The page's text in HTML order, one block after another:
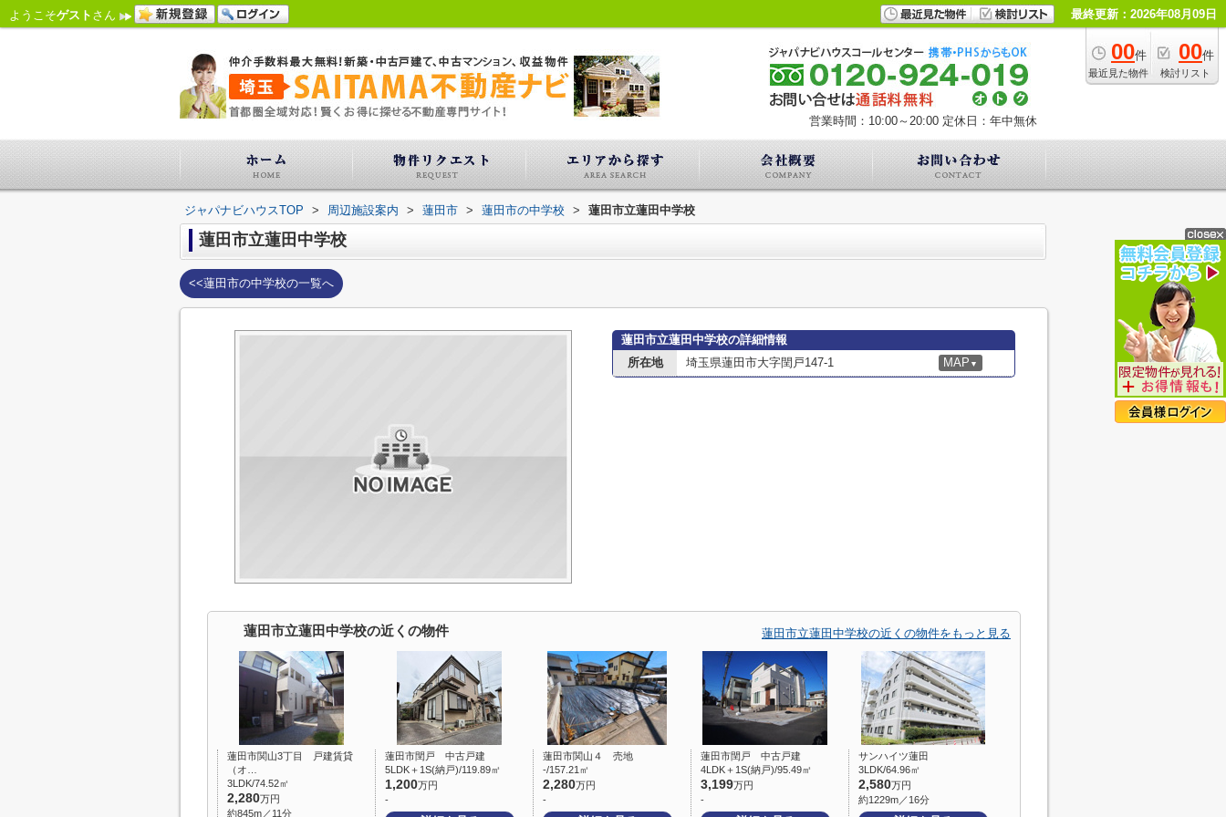
ようこそゲスト さん 最終更新：2026年08月09日
00件
最近見た物件
00件
検討リスト
営業時間：10:00～20:00 定休日：年中無休
ジャパナビハウスTOP > 周辺施設案内 > 蓮田市 > 蓮田市の中学校 > 蓮田市立蓮田中学校
蓮田市立蓮田中学校
<<蓮田市の中学校の一覧へ
蓮田市立蓮田中学校の詳細情報
所在地
埼玉県蓮田市大字閏戸147-1 MAP ▼
蓮田市立蓮田中学校の近くの物件 蓮田市立蓮田中学校の近くの物件をもっと見る
蓮田市関山3丁目 戸建賃貸
（オ…
3LDK/74.52㎡
2,280万円
約845m／11分
蓮田市閏戸 中古戸建
5LDK＋1S(納戸)/119.89㎡
1,200万円
-
蓮田市関山４ 売地
-/157.21㎡
2,280万円
-
蓮田市閏戸 中古戸建
4LDK＋1S(納戸)/95.49㎡
3,199万円
-
サンハイツ蓮田
3LDK/64.96㎡
2,580万円
約1229m／16分